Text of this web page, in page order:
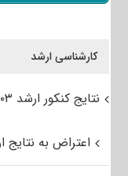
کارشناسی ارشد
نتایج کنکور ارشد ۱۴۰۳
اعتراض به نتایج